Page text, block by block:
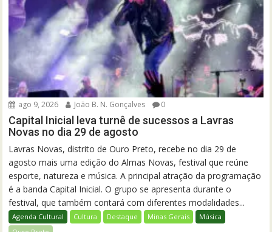
ago 9, 2026 João B. N. Gonçalves 0
Capital Inicial leva turnê de sucessos a Lavras
Novas no dia 29 de agosto
Lavras Novas, distrito de Ouro Preto, recebe no dia 29 de
agosto mais uma edição do Almas Novas, festival que reúne
esporte, natureza e música. A principal atração da programação
é a banda Capital Inicial. O grupo se apresenta durante o
festival, que também contará com diferentes modalidades...
Agenda Cultural Cultura Destaque Minas Gerais
Música